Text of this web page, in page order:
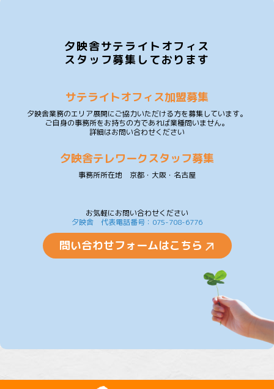
夕映舎サテライトオフィス
スタッフ募集しております
サテライトオフィス加盟募集
夕映舎業務のエリア展開にご協力いただける方を募集しています。
ご自身の事務所をお持ちの方であれば業種問いません。
詳細はお問い合わせください
夕映舎テレワークスタッフ募集
事務所所在地 京都・大阪・名古屋
お気軽にお問い合わせください
夕映舎 代表電話番号：075-708-6776
問い合わせフォームはこちら